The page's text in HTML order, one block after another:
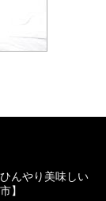
んやり美味しい
】